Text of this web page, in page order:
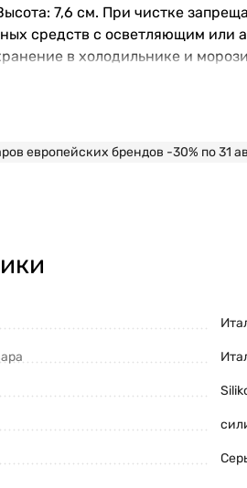
7,6 см. При чистке
средств с осветляющим или
в холодильнике и
европейских брендов -30% по 31